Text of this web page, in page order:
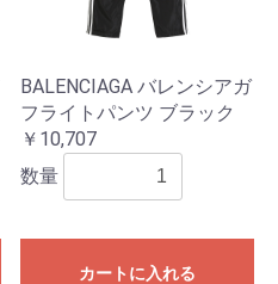
BALENCIAGA バレンシアガ
フライトパンツ ブラック
￥10,707
数量
カートに入れる